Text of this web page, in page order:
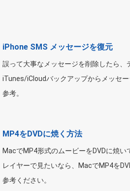
iPhone SMS メッセージを復元
誤って大事なメッセージを削除したら、
iTunes/iCloudバックアップからメッセ
参考。
MP4をDVDに焼く方法
MacでMP4形式のムービーをDVDに焼い
レイヤーで見たいなら、MacでMP4を
参考ください。